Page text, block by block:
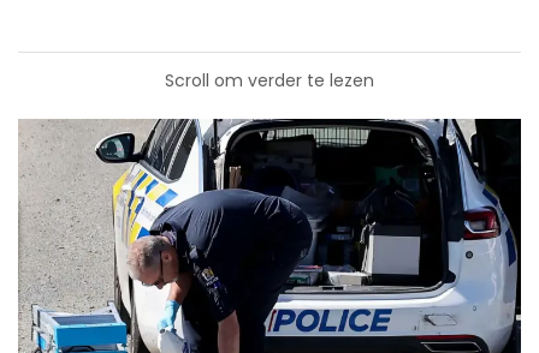
Scroll om verder te lezen